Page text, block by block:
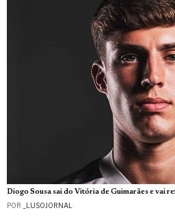
Diogo Sousa sai do Vitória de Guimarães e vai
POR _LUSOJORNAL